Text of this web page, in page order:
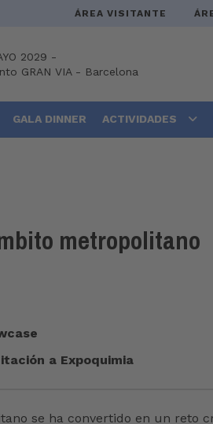
ÁREA VISITANTE
2029 -
GRAN VIA- Barcelona
GALA DINNER ACTIVIDADES
metropolitano
a Expoquimia
se ha convertido en un reto